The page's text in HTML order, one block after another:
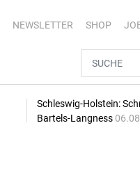
NEWSLETTER SHOP
Schleswig-Holstein:
Bartels-Langness